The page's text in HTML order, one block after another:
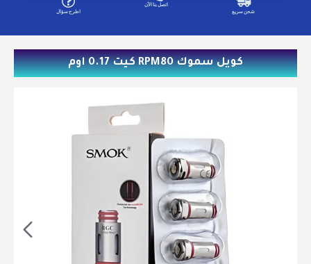
شحن سريع
اتصل بنا الآن
اطرح سؤال
كويل سموك RPM80 كيت 0.17 اوم